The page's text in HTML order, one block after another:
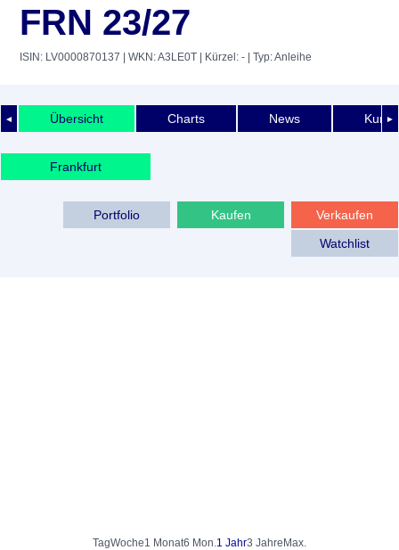
FRN 23/27
ISIN: LV0000870137 | WKN: A3LE0T | Kürzel: - | Typ: Anleihe
◄ ►
Übersicht Charts News
Frankfurt
Verkaufen
Kaufen
Portfolio
Watchlist
TagWoche1 Monat6 Mon.1 Jahr3 Jahre Max.